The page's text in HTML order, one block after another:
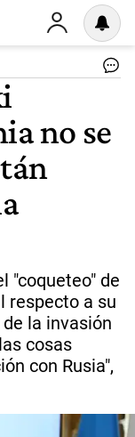
no se
"coqueteo" de
respecto a su
la invasión
cosas
con Rusia",